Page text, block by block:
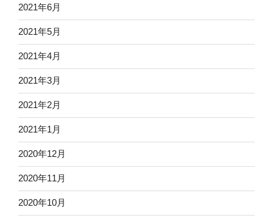
2021年6月
2021年5月
2021年4月
2021年3月
2021年2月
2021年1月
2020年12月
2020年11月
2020年10月